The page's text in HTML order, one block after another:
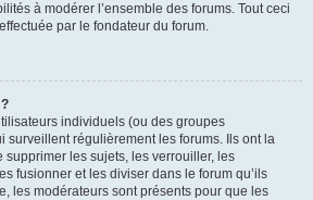
à modérer l’ensemble des forums. Tout ceci
par le fondateur du forum.
individuels (ou des groupes
surveillent régulièrement les forums. Ils ont la
les sujets, les verrouiller, les
fusionner et les diviser dans le forum qu’ils
les modérateurs sont présents pour que les